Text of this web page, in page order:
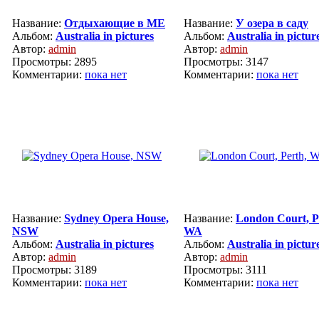
Название: Отдыхающие в МЕ
Альбом: Australia in pictures
Автор: admin
Просмотры: 2895
Комментарии: пока нет
Название: У озера в саду
Альбом: Australia in
Автор: admin
Просмотры: 3147
Комментарии: пока нет
Название: Sydney Opera House,
NSW
Альбом: Australia in pictures
Автор: admin
Просмотры: 3189
Комментарии: пока нет
Название: London Court,
WA
Альбом: Australia in
Автор: admin
Просмотры: 3111
Комментарии: пока нет